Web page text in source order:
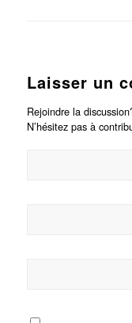
Laisser un
Rejoindre la
N’hésitez pas à